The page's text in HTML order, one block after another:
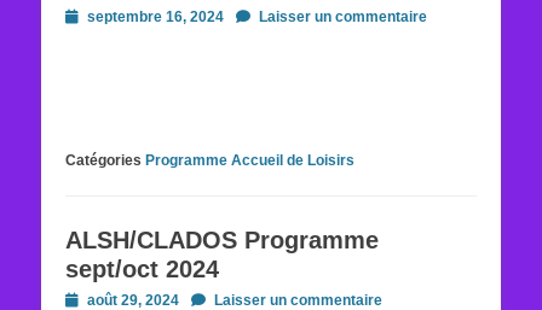
Postedseptembre 16, 2024 Laisser un commentaire
Catégories Programme Accueil de Loisirs
ALSH/CLADOS Programme
sept/oct 2024
Postedaoût 29, 2024 Laisser un commentaire